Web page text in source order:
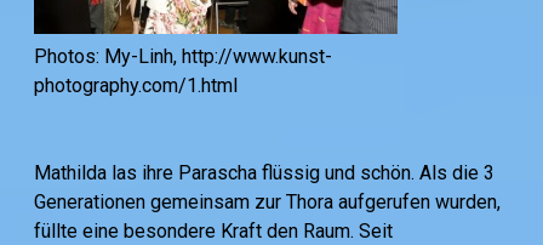
Photos: My-Linh, http://www.kunst-
photography.com/1.html
Mathilda las ihre Parascha flüssig und schön. Als die 3
Generationen gemeinsam zur Thora aufgerufen wurden,
füllte eine besondere Kraft den Raum. Seit